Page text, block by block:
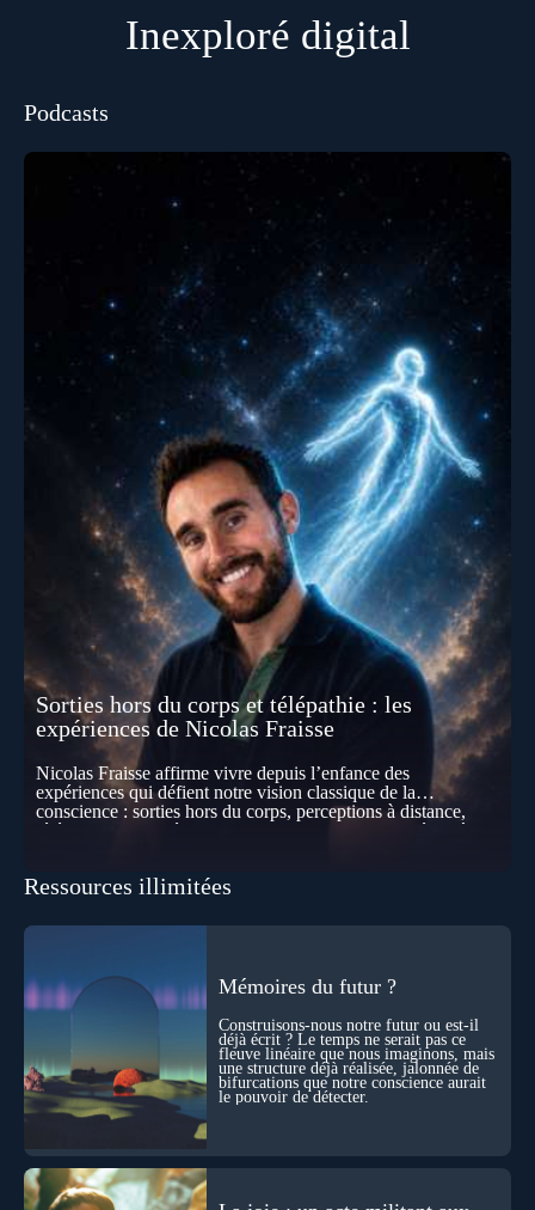
Inexploré digital
Podcasts
Sorties hors du corps et télépathie : les
expériences de Nicolas Fraisse
Nicolas Fraisse affirme vivre depuis l’enfance des
expériences qui défient notre vision classique de la
conscience : sorties hors du corps, perceptions à distance,
télépathie spontanée… Comment accueillir ces phénomènes
les pensées d’autrui ? Que deviennent l’espace, le temps… et
disparaître ? Au fil de cet échange, Nicolas raconte ses
durant ses sorties, protocoles scientifiques… et toujours, cette
sensation étrange d’être relié à bien plus vaste que lui-même
! Sommes-nous à l’aube d’une révolution de la conscience ?
Sans doute. Mais encore faut-il accepter d’explorer ces
territoires avec lucidité, et rigueur…
Ressources illimitées
Mémoires du futur ?
Construisons-nous notre futur ou est-il
déjà écrit ? Le temps ne serait pas ce
fleuve linéaire que nous imaginons, mais
une structure déjà réalisée, jalonnée de
bifurcations que notre conscience aurait
le pouvoir de détecter.